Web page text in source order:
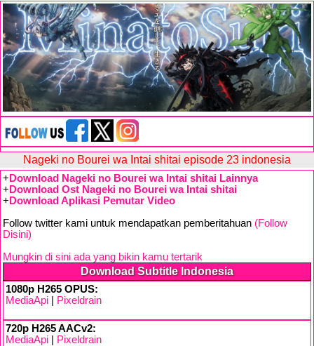
Nageki no Bourei wa Intai shitai episode 23 indonesia
+ Download Nageki no Bourei wa Intai shitai Lainnya
+ Download Ost Nageki no Bourei wa Intai shitai
+ Download Aplikasi Pemutar Video
Follow twitter kami untuk mendapatkan pemberitahuan (Follow
Disini)
Mungkin di sini ada yang bikin kamu tertarik
Download Subtitle Indonesia
1080p H265 OPUS:
MediaApi
Pixeldrain
720p H265 AACv2:
MediaApi
Pixeldrain